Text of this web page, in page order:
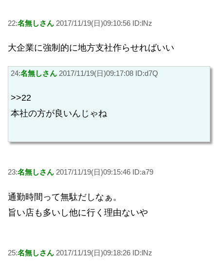
22:名無しさん 2017/11/19(日)09:10:56 ID:lNz
大企業に強制的に地方支社作らせればいい
24:名無しさん 2017/11/19(日)09:17:08 ID:d7Q
>>22
本社の方が良いんじゃね
23:名無しさん 2017/11/19(日)09:15:46 ID:a79
通勤時間って無駄だしなぁ。
旨い店も多いし他に行く理由ないや
25:名無しさん 2017/11/19(日)09:18:26 ID:lNz